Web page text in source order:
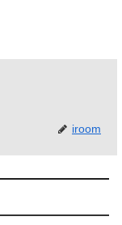
iroom